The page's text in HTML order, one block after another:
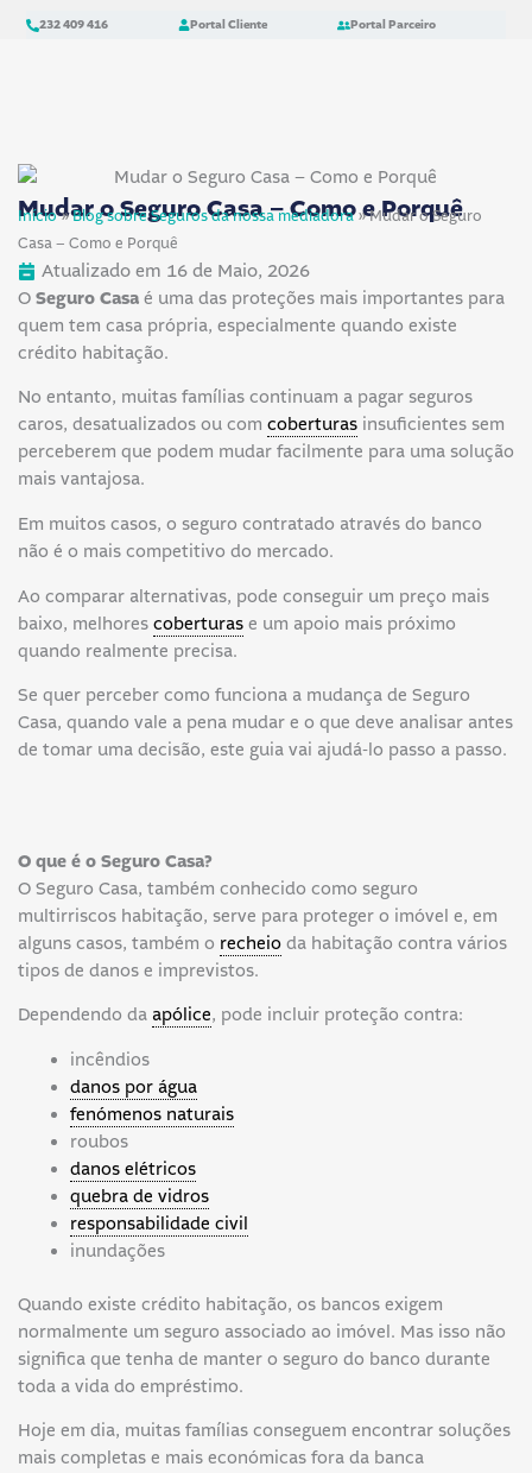
content
232 409 416 Portal Cliente Portal Parceiro
Mudar o Seguro Casa – Como e Porquê
Início»Blog sobre Seguros da nossa mediadora»Mudar o Seguro
Casa – Como e Porquê
Atualizado em 16 de Maio, 2026
O Seguro Casa é uma das proteções mais importantes para
quem tem casa própria, especialmente quando existe
crédito habitação.
No entanto, muitas famílias continuam a pagar seguros
caros, desatualizados ou com coberturas insuficientes sem
perceberem que podem mudar facilmente para uma solução
mais vantajosa.
Em muitos casos, o seguro contratado através do banco
não é o mais competitivo do mercado.
Ao comparar alternativas, pode conseguir um preço mais
baixo, melhores coberturas e um apoio mais próximo
quando realmente precisa.
Se quer perceber como funciona a mudança de Seguro
Casa, quando vale a pena mudar e o que deve analisar antes
de tomar uma decisão, este guia vai ajudá-lo passo a passo.
O que é o Seguro Casa?
O Seguro Casa, também conhecido como seguro
multirriscos habitação, serve para proteger o imóvel e, em
alguns casos, também o recheio da habitação contra vários
tipos de danos e imprevistos.
Dependendo da apólice, pode incluir proteção contra:
incêndios
danos por água
fenómenos naturais
roubos
danos elétricos
quebra de vidros
responsabilidade civil
inundações
Quando existe crédito habitação, os bancos exigem
normalmente um seguro associado ao imóvel. Mas isso não
significa que tenha de manter o seguro do banco durante
toda a vida do empréstimo.
Hoje em dia, muitas famílias conseguem encontrar soluções
mais completas e mais económicas fora da banca